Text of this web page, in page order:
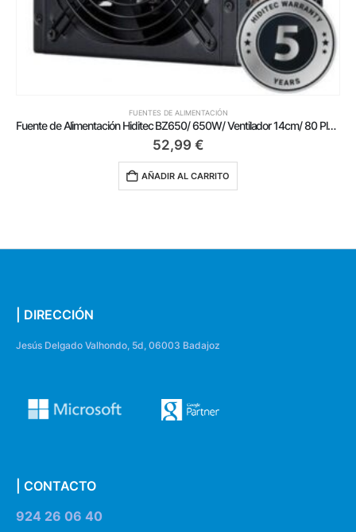
FUENTES DE ALIMENTACIÓN
Fuente de Alimentación Hiditec BZ650/ 650W/ Ventilador 14cm/ 80 Plus Bronze
52,99 €
AÑADIR AL CARRITO
| DIRECCIÓN
Jesús Delgado Valhondo, 5d, 06003 Badajoz
| CONTACTO
924 26 06 40